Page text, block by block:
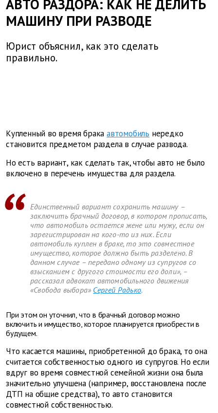
АВТО РАЗДОРА: КАК НЕ ДЕЛИТЬ
МАШИНУ ПРИ РАЗВОДЕ
Юрист объяснил, как это сделать
правильно.
Купленный во время брака автомобиль нередко
становится предметом раздела в случае развода.
Но есть вариант, как сделать так, чтобы авто не было
включено в перечень имущества для раздела.
Единственный вариант сохранить машину –
заключить брачный договор, в котором прописать,
что автомобиль остается жене или мужу, если он
зарегистрирован на кого-то из них. Если
автомобиль куплен в браке, то это совместное
имущество, которое должно быть разделено. В
данном случае – передано одному из супругов со
взысканием с другого стоимости его доли», –
рассказал адвокат автомобильного движения
«Свобода выбора» Сергей Радько.
При этом он уточнил, что в брачный договор можно
включить и имущество, которое планируется приобрести в
будущем.
Что касается машины, приобретенной до брака, то она
считается собственностью одного из супругов. Но если
вдруг во время совместной семейной жизни она была
значительно улучшена (например, восстановлена после
ДТП на общие средства), то авто становится
совместной собственностью.